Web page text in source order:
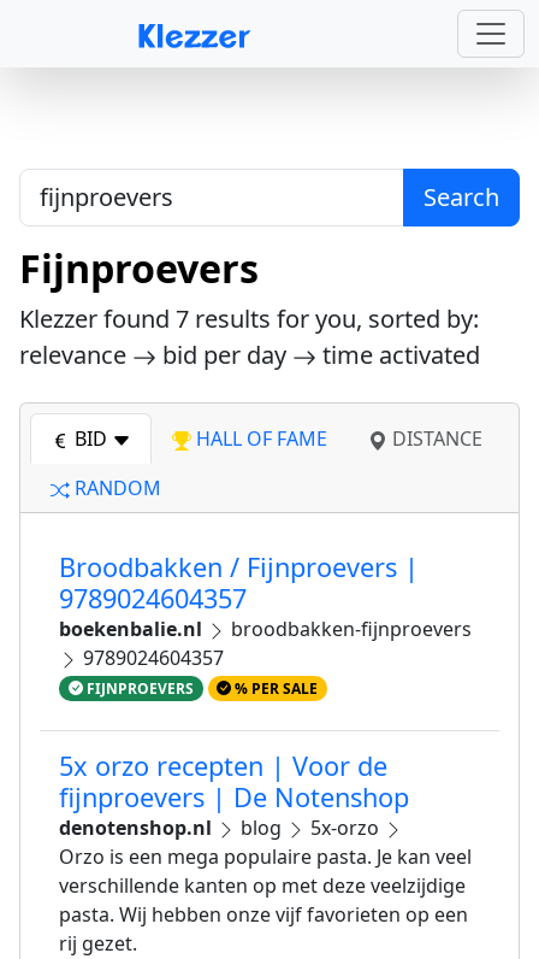
Search
Fijnproevers
Klezzer found 7 results for you, sorted by:
relevance
bid per day time activated
BID HALL OF FAME
DISTANCE
RANDOM
Broodbakken / Fijnproevers |
9789024604357
boekenbalie.nl
broodbakken-fijnproevers
9789024604357
FIJNPROEVERS % PER SALE
5x orzo recepten | Voor de
fijnproevers | De Notenshop
denotenshop.nl blog
5x-orzo
Orzo is een mega populaire pasta. Je kan veel
verschillende kanten op met deze veelzijdige
pasta. Wij hebben onze vijf favorieten op een
rij gezet.